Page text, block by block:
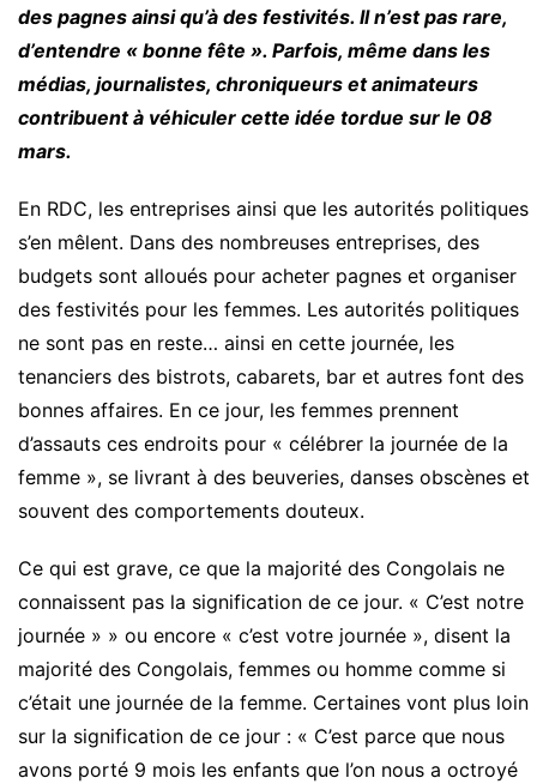
des pagnes ainsi qu’à des festivités. Il n’est pas rare,
d’entendre « bonne fête ». Parfois, même dans les
médias, journalistes, chroniqueurs et animateurs
contribuent à véhiculer cette idée tordue sur le 08
mars.
En RDC, les entreprises ainsi que les autorités politiques
s’en mêlent. Dans des nombreuses entreprises, des
budgets sont alloués pour acheter pagnes et organiser
des festivités pour les femmes. Les autorités politiques
ne sont pas en reste… ainsi en cette journée, les
tenanciers des bistrots, cabarets, bar et autres font des
bonnes affaires. En ce jour, les femmes prennent
d’assauts ces endroits pour « célébrer la journée de la
femme », se livrant à des beuveries, danses obscènes et
souvent des comportements douteux.
Ce qui est grave, ce que la majorité des Congolais ne
connaissent pas la signification de ce jour. « C’est notre
journée » » ou encore « c’est votre journée », disent la
majorité des Congolais, femmes ou homme comme si
c’était une journée de la femme. Certaines vont plus loin
sur la signification de ce jour : « C’est parce que nous
avons porté 9 mois les enfants que l’on nous a octroyé